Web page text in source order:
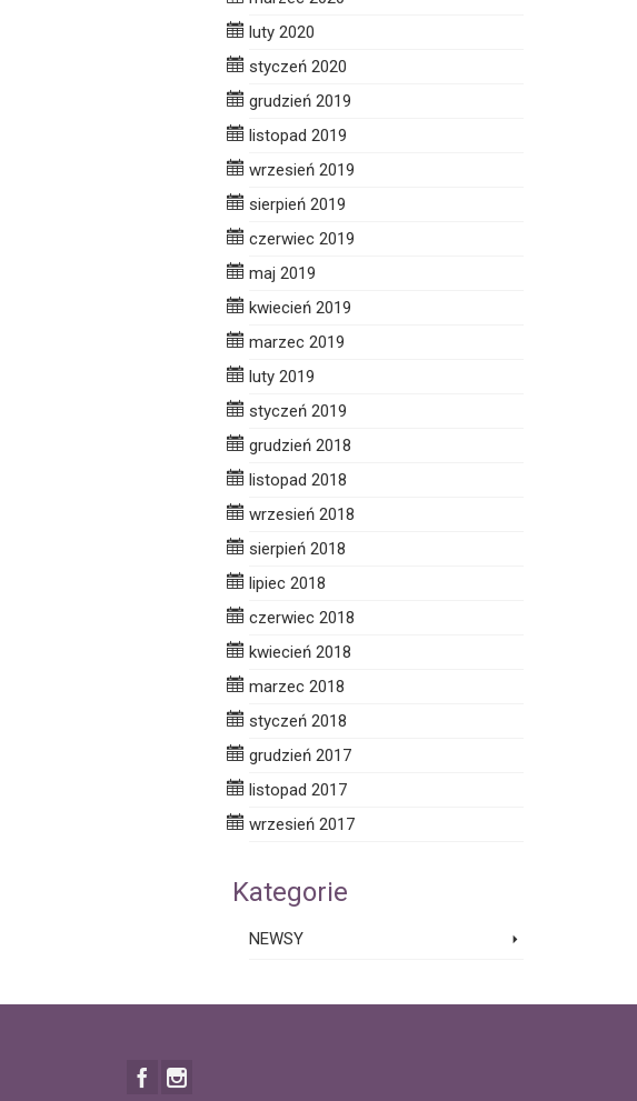
luty 2020
styczeń 2020
grudzień 2019
listopad 2019
wrzesień 2019
sierpień 2019
czerwiec 2019
maj 2019
kwiecień 2019
marzec 2019
luty 2019
styczeń 2019
grudzień 2018
listopad 2018
wrzesień 2018
sierpień 2018
lipiec 2018
czerwiec 2018
kwiecień 2018
marzec 2018
styczeń 2018
grudzień 2017
listopad 2017
wrzesień 2017
Kategorie
NEWSY